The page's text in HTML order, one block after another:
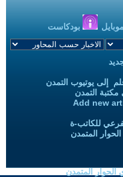
بودكاست
إلى يوتيوب التمدن
التمدن
Add new
للكاتب-ة
المتمدن
الحوار المتمدن